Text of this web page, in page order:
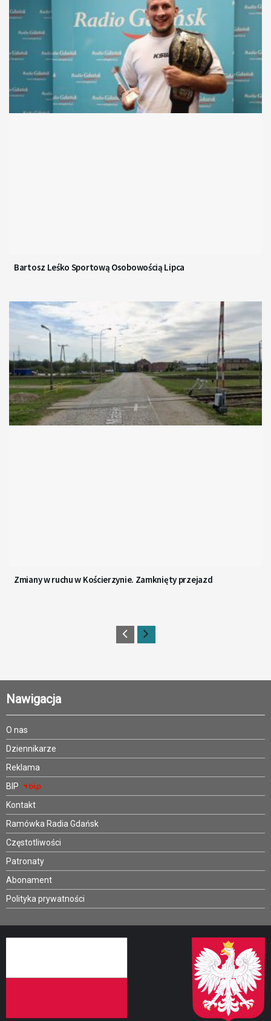
Bartosz Leśko Sportową Osobowością Lipca
Zmiany w ruchu w Kościerzynie. Zamknięty przejazd
Nawigacja
O nas
Dziennikarze
Reklama
BIP
Kontakt
Ramówka Radia Gdańsk
Częstotliwości
Patronaty
Abonament
Polityka prywatności